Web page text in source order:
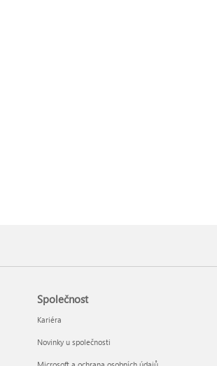
Společnost
Kariéra
Novinky u společnosti